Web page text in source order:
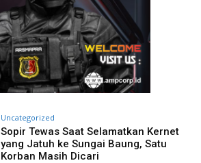
Uncategorized
Sopir Tewas Saat Selamatkan Kernet
yang Jatuh ke Sungai Baung, Satu
Korban Masih Dicari